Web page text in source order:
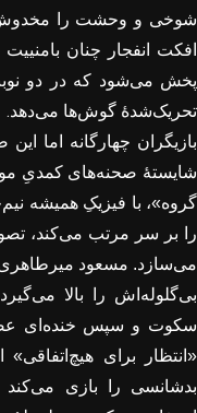
شوخی و وحشت را
افکت انفجار چنان
پخش می‌شود که در دو
تحریک‌شدهٔ گوش‌ها می‌دهد.
بازیگران چهارگانه اما
شایستهٔ صحنه‌های کمدیِ
گروه»، با فیزیکِ همیشه
را بر سر مرتب می‌کند،
می‌سازد. مسعود
بی‌گلوله‌اش را بالا
سکوت و سپس خنده‌ای
«انتظار برای
بدشانسی را بازی